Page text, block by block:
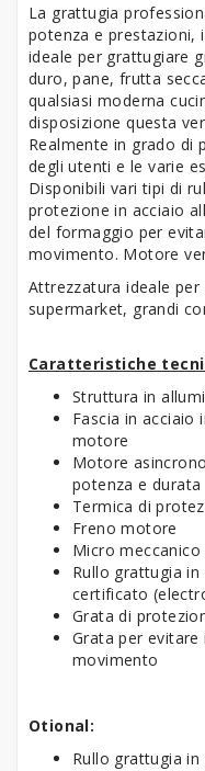
La grattugia
potenza e prestazioni,
ideale per grattugiare
duro, pane, frutta
qualsiasi moderna
disposizione questa
Realmente in grado di
degli utenti e le varie
Disponibili vari tipi di
protezione in acciaio
del formaggio per
movimento. Motore
Attrezzatura ideale
supermarket, grandi
Caratteristiche
Struttura in
Fascia in acciaio
motore
Motore
potenza e durata
Termica di
Freno motore
Micro meccanico
Rullo grattugia
certificato
Grata di
Grata per
movimento
Otional:
Rullo grattugia